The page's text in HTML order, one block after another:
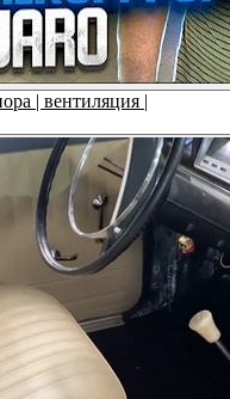
| вентиляция |